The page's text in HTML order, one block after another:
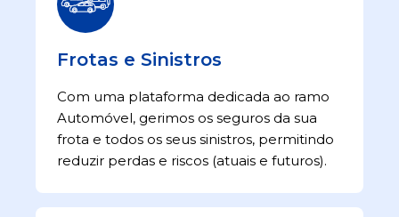
Frotas e Sinistros
Com uma plataforma dedicada ao ramo
Automóvel, gerimos os seguros da sua
frota e todos os seus sinistros, permitindo
reduzir perdas e riscos (atuais e futuros).